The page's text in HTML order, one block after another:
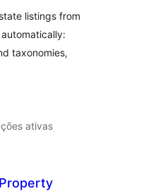
listings from
taxonomies,
ativas